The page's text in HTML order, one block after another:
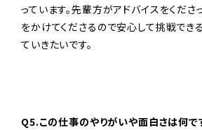
っています。先輩方がアドバイスをくださ
をかけてくださるので安心して挑戦でき
ていきたいです。
Q5.この仕事のやりがいや面白さは何で